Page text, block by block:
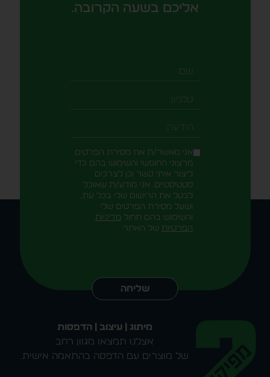
אליכם בשעה הקרובה.
שם
טלפון
הודעה
אני מאשר/ת את מסירת הפרטים
מרצוני החופשי והשימוש בהם כדי
ליצור איתי קשר וכן לצרכים
סטטיסטיים. אני מודע/ת שאוכל
לבטל את הרישום שלי בכל עת,
ושעל מסירת הפרטים שלי
והשימוש בהם תחול מדיניות
הפרטיות של האתר
שליחה
מיתוג | עיצוב | הדפסות
אצלנו תמצאו מגוון רחב
של מוצרים עם הדפסה בהתאמה אישית.